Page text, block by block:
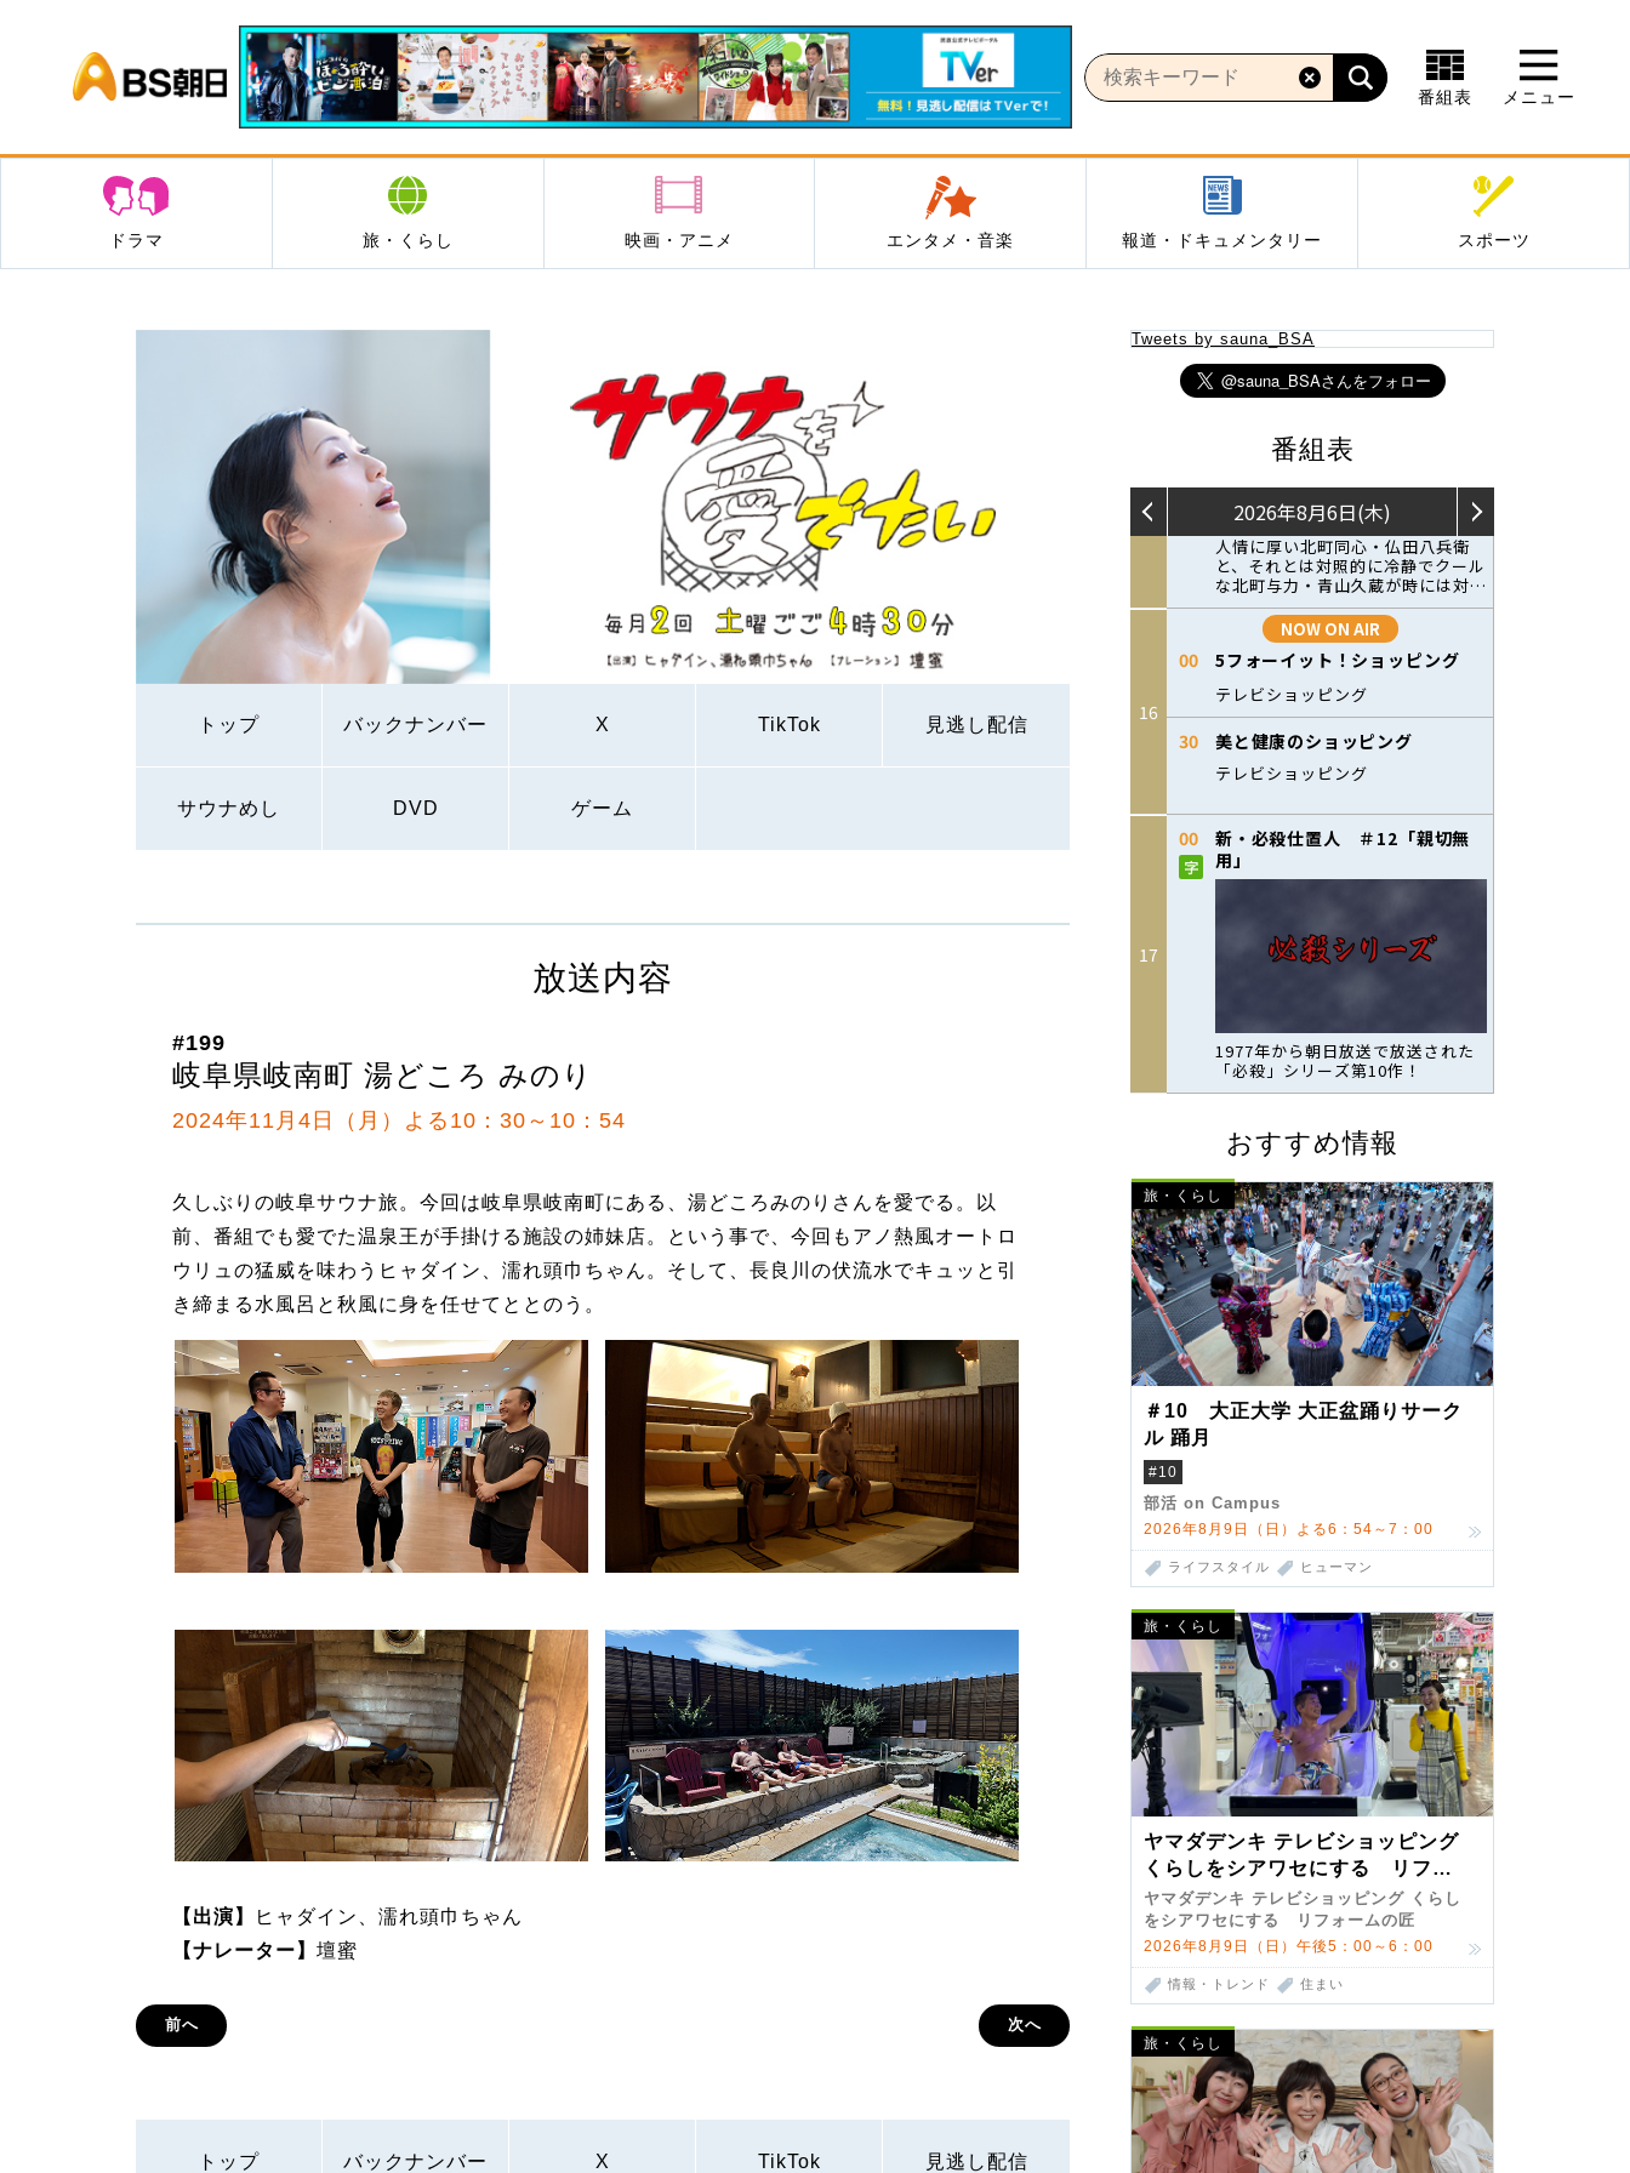
BS朝日
番組表 メニュー
ドラマ 旅・くらし 映画・アニメ エンタメ・音楽 報道・ドキュメンタリー スポーツ
トップ バックナンバー X TikTok 見逃し配信
サウナめし DVD ゲーム
Tweets by sauna_BSA
番組表
おすすめ情報
旅・くらし
＃10 大正大学 大正盆踊りサーク
ル 踊月
#10
部活 on Campus
2026年8月9日（日）よる6：54～7：00
ライフスタイル ヒューマン
旅・くらし
ヤマダデンキ テレビショッピング
くらしをシアワセにする リフォ
ームの匠 第7弾
ヤマダデンキ テレビショッピング くらし
をシアワセにする リフォームの匠
2026年8月9日（日）午後5：00～6：00
情報・トレンド 住まい
旅・くらし
放送内容
#199
岐阜県岐南町 湯どころ みのり
2024年11月4日（月）よる10：30～10：54
久しぶりの岐阜サウナ旅。今回は岐阜県岐南町にある、湯どころみのりさんを愛でる。以
前、番組でも愛でた温泉王が手掛ける施設の姉妹店。という事で、今回もアノ熱風オートロ
ウリュの猛威を味わうヒャダイン、濡れ頭巾ちゃん。そして、長良川の伏流水でキュッと引
き締まる水風呂と秋風に身を任せてととのう。
【出演】
ヒャダイン、濡れ頭巾ちゃん
【ナレーター】 壇蜜
前へ 次へ
トップ バックナンバー X TikTok 見逃し配信